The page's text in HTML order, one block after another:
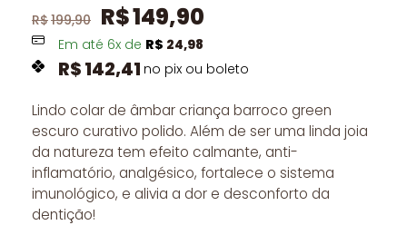
R$199,90 R$149,90
Em até 6x de R$ 24,98
R$142,41 no pix ou boleto
Lindo colar de âmbar criança barroco green
escuro curativo polido. Além de ser uma linda joia
da natureza tem efeito calmante, anti-
inflamatório, analgésico, fortalece o sistema
imunológico, e alivia a dor e desconforto da
dentição!